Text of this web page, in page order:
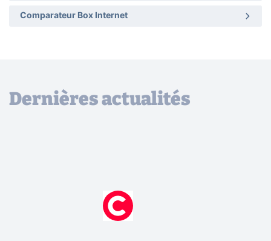
Comparateur Box Internet
Dernières actualités